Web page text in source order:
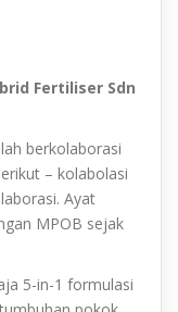
Fertiliser Sdn
berkolaborasi
– kolabolasi
Ayat
MPOB sejak
5-in-1 formulasi